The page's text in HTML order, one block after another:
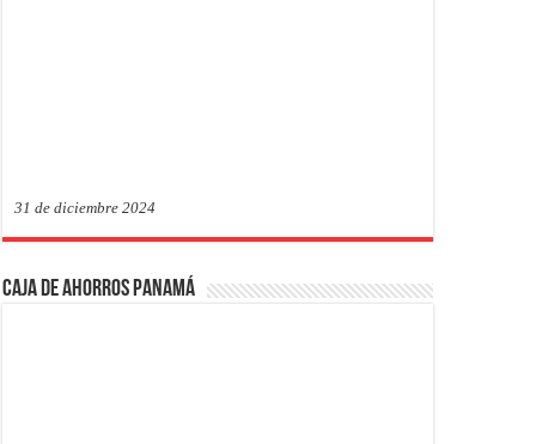
31 de diciembre 2024
Caja de Ahorros Panamá